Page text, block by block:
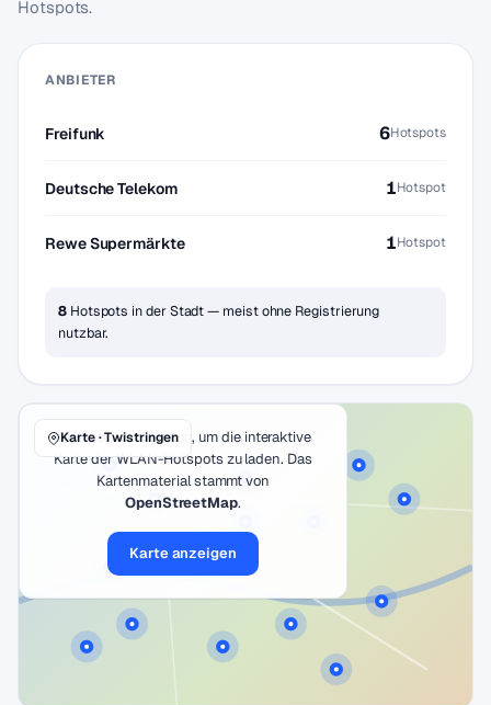
Hotspots.
ANBIETER
Freifunk 6Hotspots
Deutsche Telekom 1Hotspot
Rewe Supermärkte 1Hotspot
8Hotspots in der Stadt — meist ohne Registrierung
nutzbar.
Klicke auf den Button, um die interaktive
Karte der WLAN-Hotspots zu laden. Das
Kartenmaterial stammt von
OpenStreetMap.
Karte anzeigen
Karte · Twistringen